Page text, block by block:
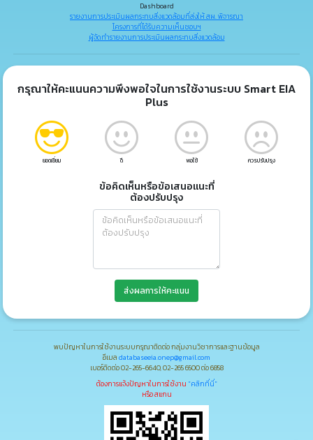
Dashboard
รายงานการประเมินผลกระทบสิ่งแวดล้อมที่ส่งให้ สผ. พิจารณา
โครงการที่ได้รับความเห็นชอบฯ
ผู้จัดทำรายงานการประเมินผลกระทบสิ่งแวดล้อม
กรุณาให้คะแนนความพึงพอใจในการใช้งานระบบ Smart EIA
Plus
ยอดเยี่ยม ดี พอใช้ ควรปรับปรุง
ข้อคิดเห็นหรือข้อเสนอแนะที่
ต้องปรับปรุง
ส่งผลการให้คะแนน
พบปัญหาในการใช้งานระบบกรุณาติดต่อ กลุ่มงานวิชาการและฐานข้อมูล
อีเมล databaseeia.onep@gmail.com
เบอร์ติดต่อ 02-265-6640, 02-265 6500 ต่อ 6858
ต้องการแจ้งปัญหาในการใช้งาน "คลิกที่นี่"
หรือ สแกน